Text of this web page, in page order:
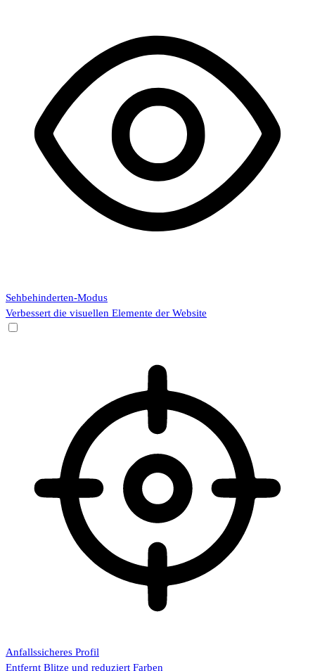
Sehbehinderten-Modus
Verbessert die visuellen Elemente der Website
Anfallssicheres Profil
Entfernt Blitze und reduziert Farben